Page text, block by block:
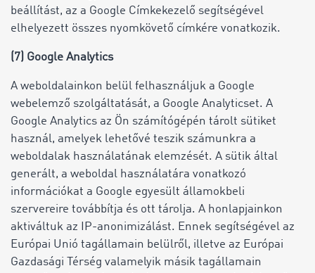
beállítást, az a Google Címkekezelő segítségével
elhelyezett összes nyomkövető címkére vonatkozik.
(7) Google Analytics
A weboldalainkon belül felhasználjuk a Google
webelemző szolgáltatását, a Google Analyticset. A
Google Analytics az Ön számítógépén tárolt sütiket
használ, amelyek lehetővé teszik számunkra a
weboldalak használatának elemzését. A sütik által
generált, a weboldal használatára vonatkozó
információkat a Google egyesült államokbeli
szervereire továbbítja és ott tárolja. A honlapjainkon
aktiváltuk az IP-anonimizálást. Ennek segítségével az
Európai Unió tagállamain belülről, illetve az Európai
Gazdasági Térség valamelyik másik tagállamain